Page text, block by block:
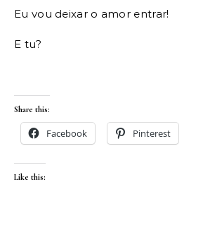
Eu vou deixar o amor entrar!
E tu?
Share this:
Facebook Pinterest
Like this: